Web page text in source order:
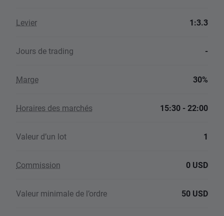
Levier 1:3.3
Jours de trading -
Marge 30%
Horaires des marchés 15:30 - 22:00
Valeur d’un lot 1
Commission 0 USD
Valeur minimale de l’ordre 50 USD